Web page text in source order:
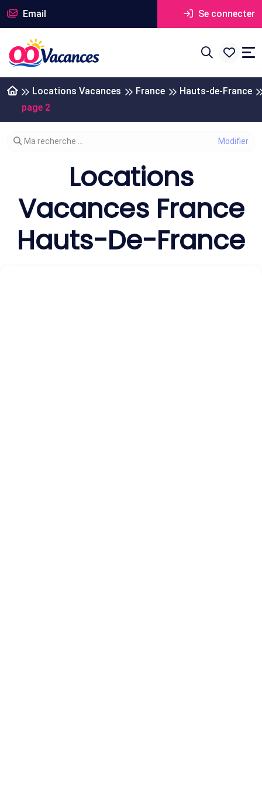
Email Se connecter
Locations Vacances France
Hauts-de-France
page 2
Modifier votre recherche
Ma recherche ...
Locations
Vacances France
Hauts-De-France